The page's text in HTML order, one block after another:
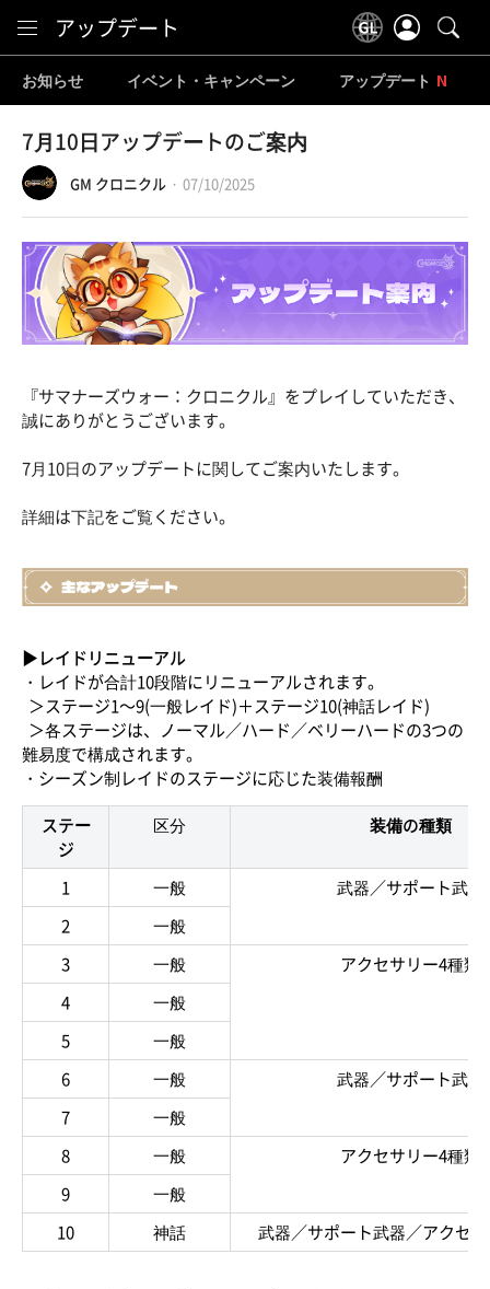
アップデート
お知らせ イベント・キャンペーン アップデート
7月10日アップデートのご案内
GM クロニクル 07/10/2025
『サマナーズウォー：クロニクル』をプレイしていただき、
誠にありがとうございます。
7月10日のアップデートに関してご案内いたします。
詳細は下記をご覧ください。
▶レイドリニューアル
・レイドが合計10段階にリニューアルされます。
＞ステージ1～9(一般レイド)＋ステージ10(神話レイド)
＞各ステージは、ノーマル／ハード／ベリーハードの3つの
難易度で構成されます。
・シーズン制レイドのステージに応じた装備報酬
ステー
ジ
区分 装備の種類
1 一般
武器／サポート武器
2
一般
3
一般
アクセサリー4種類
4
一般
5
一般
6
一般
武器／サポート武器
7
一般
8
一般
アクセサリー4種類
9
一般
10
神話 武器／サポート武器／アクセ